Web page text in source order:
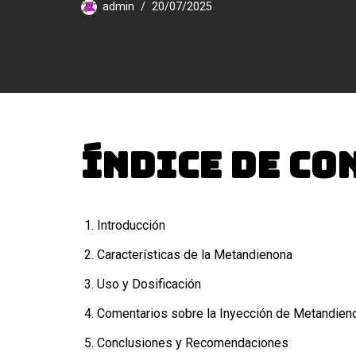
admin 20/07/2025
Índice de
Introducción
Características de la Metandienona
Uso y Dosificación
Comentarios sobre la Inyección de
Conclusiones y Recomendaciones